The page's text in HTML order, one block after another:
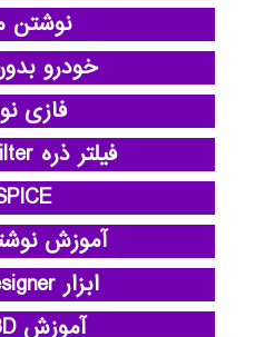
نوشتن
خودرو
فازی
فیلتر ذره particle filter
آموزش
ابزار App Designer
آموزش Civil 3D